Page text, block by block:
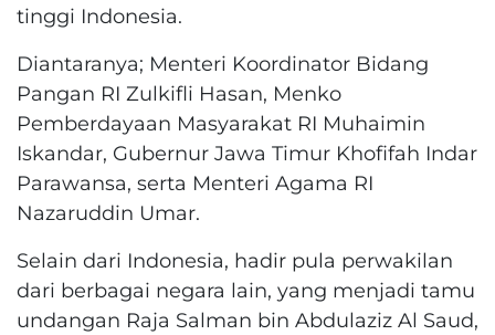
tinggi Indonesia.
Diantaranya; Menteri Koordinator Bidang
Pangan RI Zulkifli Hasan, Menko
Pemberdayaan Masyarakat RI Muhaimin
Iskandar, Gubernur Jawa Timur Khofifah Indar
Parawansa, serta Menteri Agama RI
Nazaruddin Umar.
Selain dari Indonesia, hadir pula perwakilan
dari berbagai negara lain, yang menjadi tamu
undangan Raja Salman bin Abdulaziz Al Saud,